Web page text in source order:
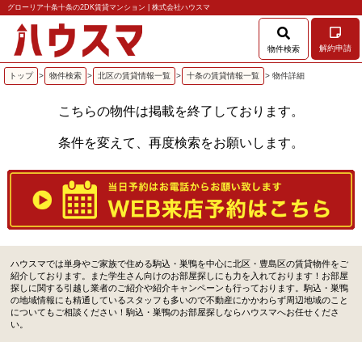
グローリア十条十条の2DK賃貸マンション | 株式会社ハウスマ
物件検索 解約申請
トップ > 物件検索 > 北区の賃貸情報一覧 > 十条の賃貸情報一覧 > 物件詳細
こちらの物件は掲載を終了しております。
条件を変えて、再度検索をお願いします。
ハウスマでは単身やご家族で住める駒込・巣鴨を中心に北区・豊島区の賃貸物件をご
紹介しております。また学生さん向けのお部屋探しにも力を入れております！お部屋
探しに関する引越し業者のご紹介や紹介キャンペーンも行っております。駒込・巣鴨
の地域情報にも精通しているスタッフも多いので不動産にかかわらず周辺地域のこと
についてもご相談ください！駒込・巣鴨のお部屋探しならハウスマへお任せくださ
い。